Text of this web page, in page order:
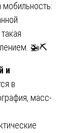
🚁⛏️
и
в
масс-